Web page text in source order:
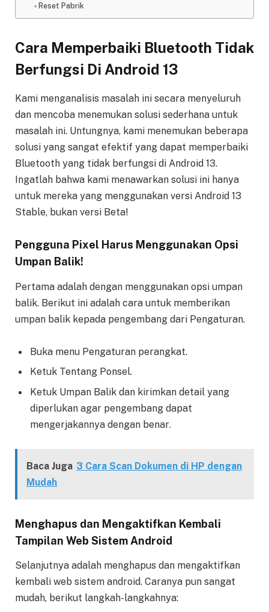
Reset Pabrik
Cara Memperbaiki Bluetooth Tidak
Berfungsi Di Android 13
Kami menganalisis masalah ini secara menyeluruh
dan mencoba menemukan solusi sederhana untuk
masalah ini. Untungnya, kami menemukan beberapa
solusi yang sangat efektif yang dapat memperbaiki
Bluetooth yang tidak berfungsi di Android 13.
Ingatlah bahwa kami menawarkan solusi ini hanya
untuk mereka yang menggunakan versi Android 13
Stable, bukan versi Beta!
Pengguna Pixel Harus Menggunakan Opsi
Umpan Balik!
Pertama adalah dengan menggunakan opsi umpan
balik. Berikut ini adalah cara untuk memberikan
umpan balik kepada pengembang dari Pengaturan.
Buka menu Pengaturan perangkat.
Ketuk Tentang Ponsel.
Ketuk Umpan Balik dan kirimkan detail yang
diperlukan agar pengembang dapat
mengerjakannya dengan benar.
Baca Juga 3 Cara Scan Dokumen di HP dengan
Mudah
Menghapus dan Mengaktifkan Kembali
Tampilan Web Sistem Android
Selanjutnya adalah menghapus dan mengaktifkan
kembali web sistem android. Caranya pun sangat
mudah, berikut langkah-langkahnya: